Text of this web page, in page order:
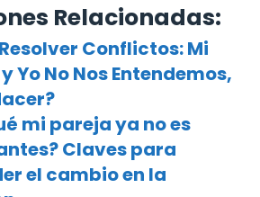
Relacionadas:
Conflictos: Mi
Yo No Nos Entendemos,
mi pareja ya no es
Claves para
el cambio en la